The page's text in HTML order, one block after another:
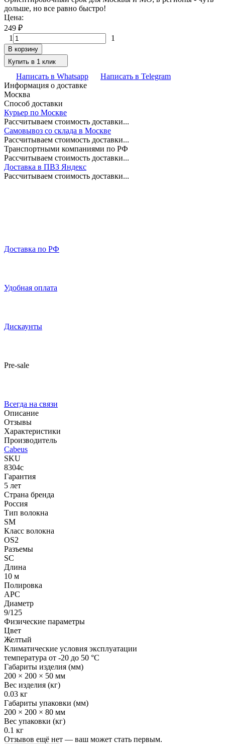
дольше, но все равно быстро!
Цена:
249 ₽
1
1
В корзину
Купить в 1 клик
Написать в Whatsapp
Написать в Telegram
Информация о доставке
Москва
Способ доставки
Курьер по Москве
Рассчитываем стоимость доставки...
Самовывоз со склада в Москве
Рассчитываем стоимость доставки...
Транспортными компаниями по РФ
Рассчитываем стоимость доставки...
Доставка в ПВЗ Яндекс
Рассчитываем стоимость доставки...
Доставка по РФ
Удобная оплата
Дискаунты
Pre-sale
Всегда на связи
Описание
Отзывы
Характеристики
Производитель
Cabeus
SKU
8304c
Гарантия
5 лет
Страна бренда
Россия
Тип волокна
SM
Класс волокна
OS2
Разъемы
SC
Длина
10 м
Полировка
APC
Диаметр
9/125
Физические параметры
Цвет
Желтый
Климатические условия эксплуатации
температура от -20 до 50 °C
Габариты изделия (мм)
200 × 200 × 50 мм
Вес изделия (кг)
0.03 кг
Габариты упаковки (мм)
200 × 200 × 80 мм
Вес упаковки (кг)
0.1 кг
Отзывов ещё нет — ваш может стать первым.